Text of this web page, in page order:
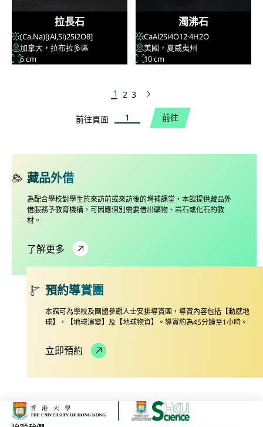
拉長石
(Ca,Na)[(Al,Si)2Si2O8]
加拿大，拉布拉多區
6 cm
濁沸石
CaAl2Si4O12·4H2O
美國，夏威夷州
10 cm
1 2 3 下一頁
前往頁面
前往頁面 前往
藏品外借
為配合學校對學生於來訪前或來訪後的增補課堂，本館提供藏品外
借服務予教育機構，可因應個別需要借出礦物、岩石或化石的教
材。
了解更多
預約導賞團
本館可為學校及團體參觀人士安排導賞團，導賞內容包括【動感地
球】，【地球演變】及【地球物資】。導賞約為45分鐘至1小時。
立即預約